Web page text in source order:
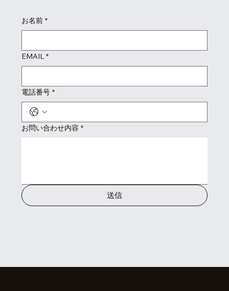
お名前 *
EMAIL *
電話番号 *
お問い合わせ内容 *
送信